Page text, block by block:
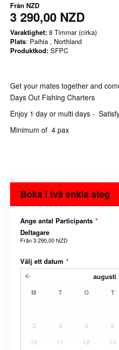
Från NZD
3 290,00 NZD
Varaktighet: 8 Timmar (cirka)
Plats: Paihia , Northland
Produktkod: SFPC
Get your mates together and
Days Out Fishing Charters
Enjoy 1 day or multi days -
Minimum of 4 pax
Boka i två enkla steg
Ange antal Participants *
Deltagare
Från3 290,00 NZD
Välj ett datum *
augusti
M T O T
3
4 5 6
10
11 12 13